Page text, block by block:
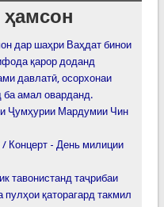
дар шаҳри Ваҳдат бинои
қарор доданд
давлатӣ, осорхонаи
ба амал оварданд.
Ҷумҳурии Мардумии Чин
/ Концерт - День милиции
тавонистанд таҷрибаи
қаторагард такмил